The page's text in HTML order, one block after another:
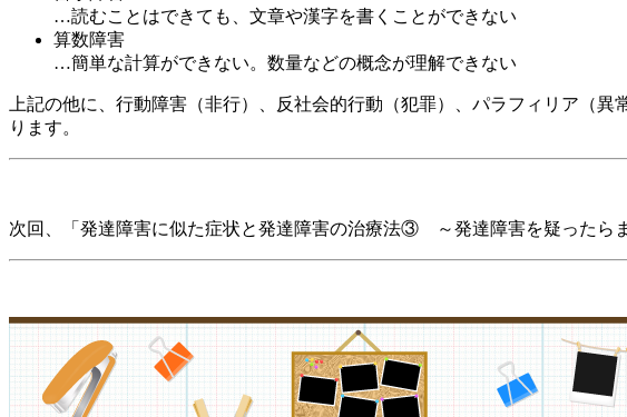
…読むことはできても、文章や漢字を書くことができない
算数障害
…簡単な計算ができない。数量などの概念が理解できない
上記の他に、行動障害（非行）、反社会的行動（犯罪）、パラフィリア（
ります。
次回、 「発達障害に似た症状と発達障害の治療法③ ～発達障害を疑ったら